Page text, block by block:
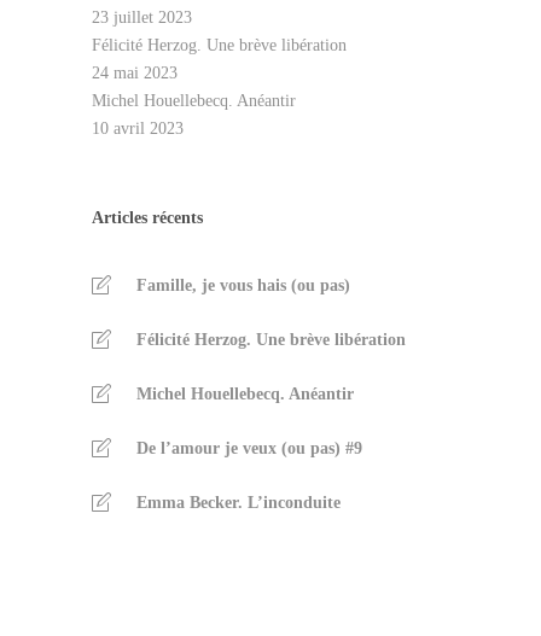
23 juillet 2023
Félicité Herzog. Une brève libération
24 mai 2023
Michel Houellebecq. Anéantir
10 avril 2023
Articles récents
Famille, je vous hais (ou pas)
Félicité Herzog. Une brève libération
Michel Houellebecq. Anéantir
De l’amour je veux (ou pas) #9
Emma Becker. L’inconduite